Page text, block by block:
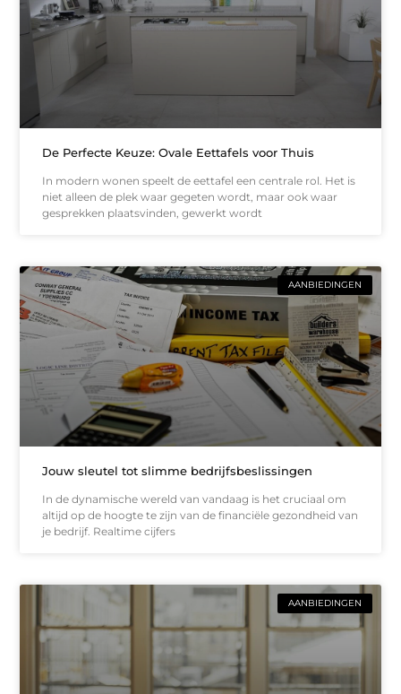
De Perfecte Keuze: Ovale Eettafels voor Thuis
In modern wonen speelt de eettafel een centrale rol. Het is
niet alleen de plek waar gegeten wordt, maar ook waar
gesprekken plaatsvinden, gewerkt wordt
AANBIEDINGEN
Jouw sleutel tot slimme bedrijfsbeslissingen
In de dynamische wereld van vandaag is het cruciaal om
altijd op de hoogte te zijn van de financiële gezondheid van
je bedrijf. Realtime cijfers
AANBIEDINGEN